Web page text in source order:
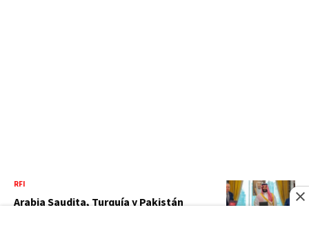
RFI
Arabia Saudita, Turquía y Pakistán